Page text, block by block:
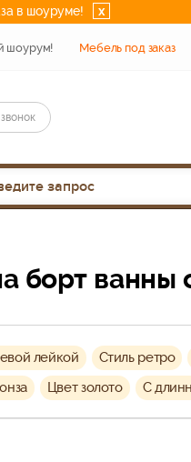
в шоуруме! x
шоурум! Мебель под заказ
борт
лейкой Стиль ретро
Цвет золото
С